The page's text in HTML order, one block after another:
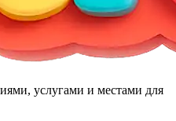
услугами и местами для